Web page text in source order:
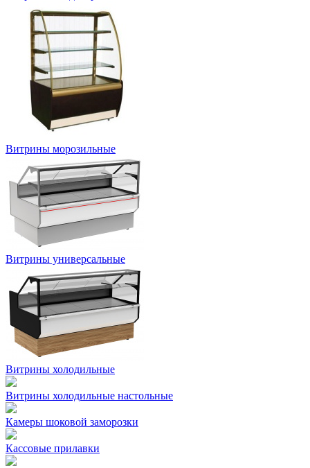
Витрины морозильные
Витрины универсальные
Витрины холодильные
Витрины холодильные настольные
Камеры шоковой заморозки
Кассовые прилавки